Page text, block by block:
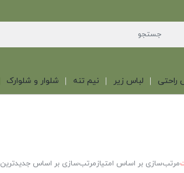
راحتی لباس زیر نیم تنه شلوار و شلوارک
مرتب‌سازی بر اساس امتیازمرتب‌سازی بر اساس جدیدترین